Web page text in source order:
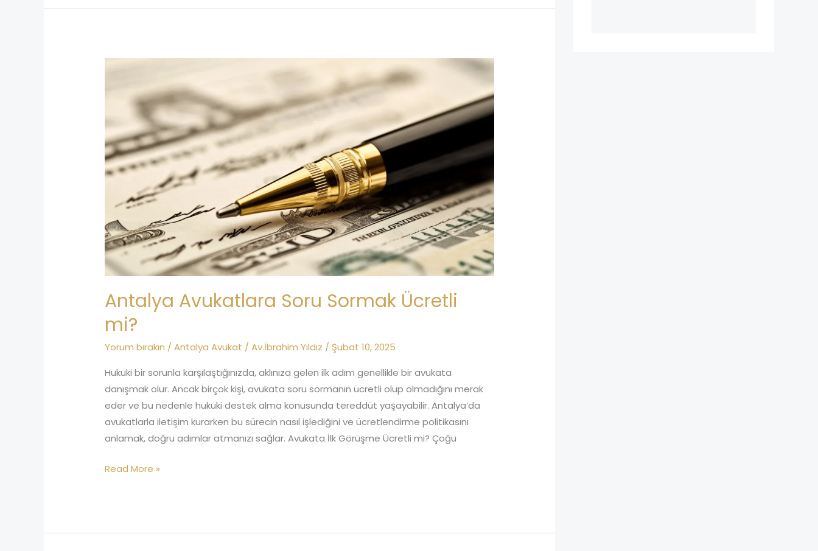
Antalya Avukatlara Soru Sormak Ücretli
mi?
Yorum bırakın /Antalya Avukat /Av.İbrahim Yıldız / Şubat 10, 2025
Hukuki bir sorunla karşılaştığınızda, aklınıza gelen ilk adım genellikle bir avukata
danışmak olur. Ancak birçok kişi, avukata soru sormanın ücretli olup olmadığını merak
eder ve bu nedenle hukuki destek alma konusunda tereddüt yaşayabilir. Antalya’da
avukatlarla iletişim kurarken bu sürecin nasıl işlediğini ve ücretlendirme politikasını
anlamak, doğru adımlar atmanızı sağlar. Avukata İlk Görüşme Ücretli mi? Çoğu
Sormak
Ücretli
mi?
Read More »